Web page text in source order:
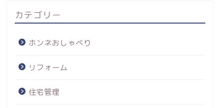
カテゴリー
ホンネおしゃべり
リフォーム
住宅管理